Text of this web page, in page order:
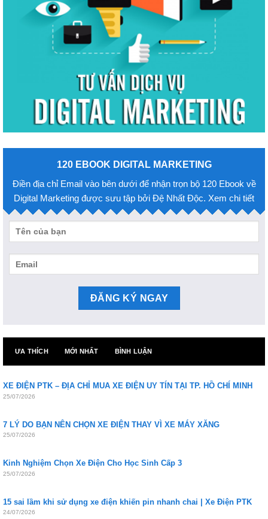
120 EBOOK DIGITAL MARKETING
Điền địa chỉ Email vào bên dưới để nhận trọn bộ 120 Ebook về
Digital Marketing được sưu tập bởi Đệ Nhất Độc. Xem chi tiết
ƯA THÍCH MỚI NHẤT BÌNH LUẬN
XE ĐIỆN PTK – ĐỊA CHỈ MUA XE ĐIỆN UY TÍN TẠI TP. HỒ CHÍ MINH
25/07/2026
7 LÝ DO BẠN NÊN CHỌN XE ĐIỆN THAY VÌ XE MÁY XĂNG
25/07/2026
Kinh Nghiệm Chọn Xe Điện Cho Học Sinh Cấp 3
25/07/2026
15 sai lầm khi sử dụng xe điện khiến pin nhanh chai | Xe Điện PTK
24/07/2026